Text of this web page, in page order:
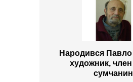
Народився Павло
художник,
сумчанин